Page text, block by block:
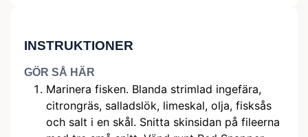
INSTRUKTIONER
GÖR SÅ HÄR
Marinera fisken. Blanda strimlad ingefära,
citrongräs, salladslök, limeskal, olja, fisksås
och salt i en skål. Snitta skinsidan på fileerna